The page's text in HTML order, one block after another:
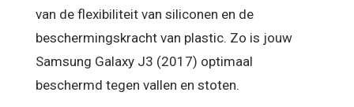
van de flexibiliteit van siliconen en de
beschermingskracht van plastic. Zo is jouw
Samsung Galaxy J3 (2017) optimaal
beschermd tegen vallen en stoten.